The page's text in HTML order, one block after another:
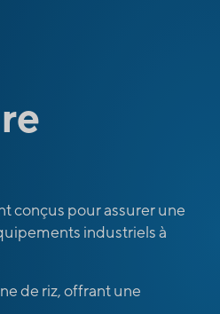
conçus pour assurer une
industriels à
de riz, offrant une